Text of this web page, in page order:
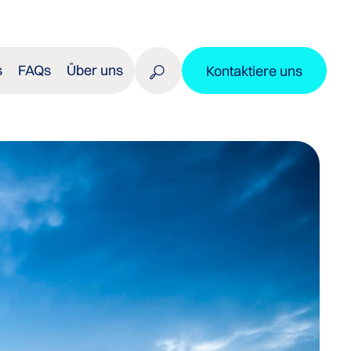
FAQs Über uns Kontaktiere uns